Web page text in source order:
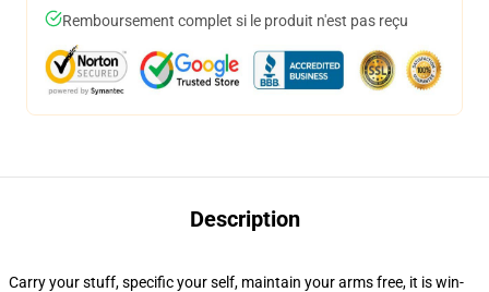
Remboursement complet si le produit n'est pas reçu
Description
Carry your stuff, specific your self, maintain your arms free, it is win-